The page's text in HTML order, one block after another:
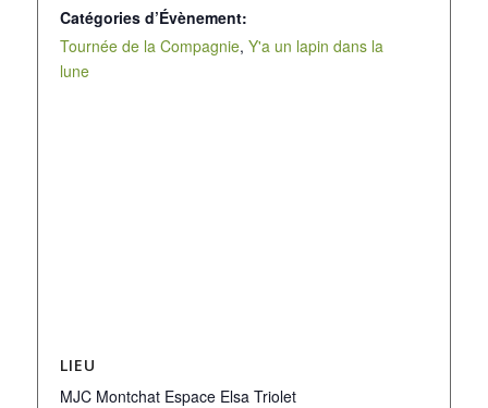
Catégories d’Évènement:
Tournée de la Compagnie, Y'a un lapin dans la
lune
LIEU
MJC Montchat Espace Elsa Triolet